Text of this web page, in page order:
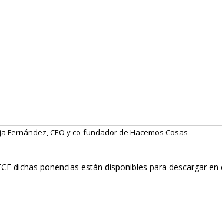
Fernández, CEO y co-fundador de Hacemos Cosas
dichas ponencias están disponibles para descargar en